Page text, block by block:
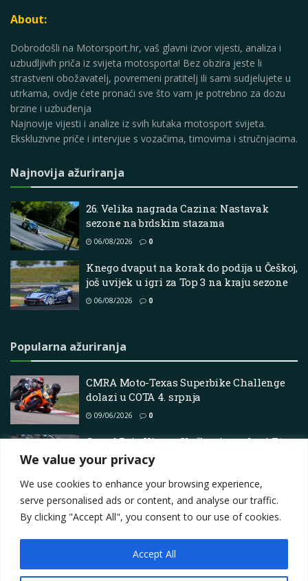
We value your privacy
We use cookies to enhance your browsing experience,
serve personalised ads or content, and analyse our traffic.
By clicking "Accept All", you consent to our use of cookies.
Accept All
About:
Dobrodošli na Motorsport.hr, vaš glavni izvor vijesti, analiza i
uzbudljivih priča iz svijeta motosporta! Bez obzira jeste li
strastveni obožavatelj, povremeni pratitelj ili sami sudjelujete u
utrkama, ovdje ćete pronaći sve što vam je potrebno za dozu
brzine i uzbuđenja
Najnovije vijesti i analize iz svih kutaka motosport svijeta.
Ekskluzivne priče i intervjue s vozačima, timovima i stručnjacima.
Najnovija ažuriranja
26. Velika nagrada Cazina: Nastavak
sezone na brdskim stazama
06/08/2026 0
Knego dvaput na korak do podija u Češkoj,
još uvijek u igri za Top 3 na kraju sezone
06/08/2026 0
Popularna ažuriranja
CMRA Moto-Texas Superbike Challenge
dolazi u COTA 4. srpnja
09/06/2026 0
Grand Prix Kine – Službeni rezultati F1
(Shanghai International Circuit)
Contact
Privacy Policy
Terms Marketing i oglašavanje